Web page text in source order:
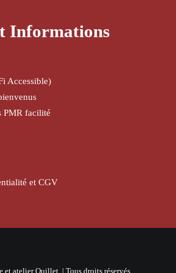
Informations
Accessible)
PMR facilité
et CGV
atelier Quillet. | Tous droits réservés.